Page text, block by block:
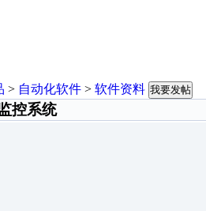
> 自动化软件 > 软件资料 我要发帖
控系统